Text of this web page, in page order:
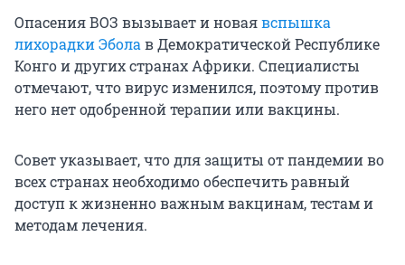
Опасения ВОЗ вызывает и новаявспышка
лихорадки Эболав Демократической Республике
Конго и других странах Африки. Специалисты
отмечают, что вирус изменился, поэтому против
него нет одобренной терапии или вакцины.
Совет указывает, что для защиты от пандемии во
всех странах необходимо обеспечить равный
доступ к жизненно важным вакцинам, тестам и
методам лечения.